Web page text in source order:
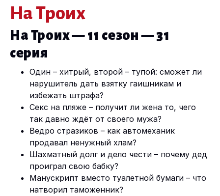
На Троих
На Троих — 11 сезон — 31
серия
Один – хитрый, второй – тупой: сможет ли
нарушитель дать взятку гаишникам и
избежать штрафа?
Секс на пляже – получит ли жена то, чего
так давно ждёт от своего мужа?
Ведро стразиков – как автомеханик
продавал ненужный хлам?
Шахматный долг и дело чести – почему дед
проиграл свою бабку?
Манускрипт вместо туалетной бумаги – что
натворил таможенник?